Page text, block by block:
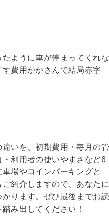
ように車が停まってくれな
費用がかさんで結局赤字
いを、初期費用・毎月の管
利用者の使いやすさなど6
場やコインパーキングと
紹介しますので、あなたに
ります。ぜひ最後までお読
み出してください！